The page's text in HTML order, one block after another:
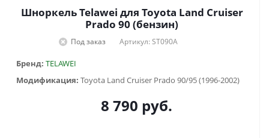
Шноркель Telawei для Toyota Land Cruiser
Prado 90 (бензин)
Под заказ Артикул: ST090A
Бренд: TELAWEI
Модификация: Toyota Land Cruiser Prado 90/95 (1996-2002)
8 790 руб.